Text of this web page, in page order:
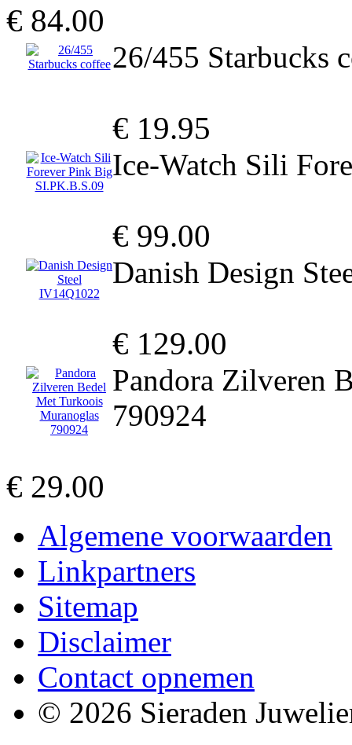
€ 84.00
26/455 Starbucks
€ 19.95
Ice-Watch Sili
€ 99.00
Danish Design
€ 129.00
Pandora Zilveren
790924
€ 29.00
Algemene voorwaarden
Linkpartners
Sitemap
Disclaimer
Contact opnemen
© 2026 Sieraden